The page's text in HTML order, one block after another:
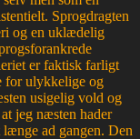
Sprogdragten
og en uklædelig
er faktisk farligt
for ulykkelige og
usigelig vold og
jeg næsten hader
ad gangen. Den